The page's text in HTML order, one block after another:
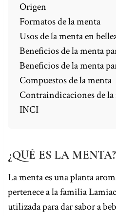
Origen
Formatos de la menta
Usos de la menta en
Beneficios de la menta
Beneficios de la menta
Compuestos de la menta
Contraindicaciones de la
INCI
¿QUÉ ES LA MENTA?
La menta es una planta
pertenece a la familia
utilizada para dar sabor a